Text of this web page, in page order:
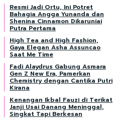
Resmi Jadi Ortu, Ini Potret
Bahagia Angga Yunanda dan
Shenina Cinnamon Dikaruniai
Putra Pertama
High Tea and High Fashion,
Gaya Elegan Asha Assuncao
Saat Me Time
Fadi Alaydrus Gabung Asmara
Gen Z New Era, Pamerkan
Chemistry dengan Cantika Putri
Kirana
Kenangan Ikbal Fauzi di Terikat
Janji Usai Danang Meninggal,
Singkat Tapi Berkesan